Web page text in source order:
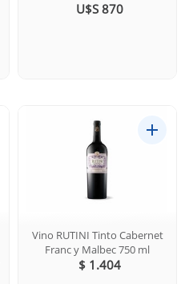
U$S 870
Vino RUTINI Tinto Cabernet
Franc y Malbec 750 ml
$ 1.404